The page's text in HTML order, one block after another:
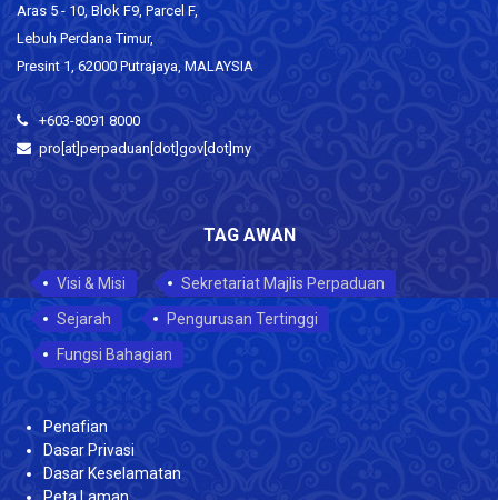
Aras 5 - 10, Blok F9, Parcel F,
Lebuh Perdana Timur,
Presint 1, 62000 Putrajaya, MALAYSIA
+603-8091 8000
pro[at]perpaduan[dot]gov[dot]my
TAG AWAN
Visi & Misi
Sekretariat Majlis Perpaduan
Sejarah
Pengurusan Tertinggi
Fungsi Bahagian
Penafian
Dasar Privasi
Dasar Keselamatan
Peta Laman